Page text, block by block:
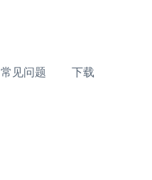
常见问题 下载